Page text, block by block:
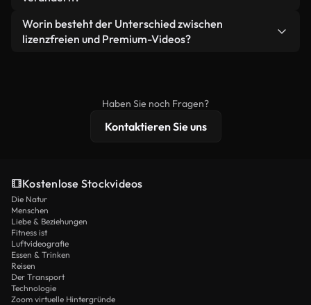
weiterverbreiten.
Videomaterial.
Ja. Sie dürfen unsere Videos gerne kürzen,
bearbeiten oder neu zusammenstellen. Achten Sie
Worin besteht der Unterschied zwischen
lizenzfreien und Premium-Videos?
erweiterten Lizenzschutz bieten.
Haben Sie noch Fragen?
Kontaktieren Sie uns
Kostenlose Stockvideos
Die Natur
Menschen
Liebe & Beziehungen
Fitness ist
Luftvideografie
Essen & Trinken
Reisen
Der Transport
Technologie
Zoom virtuelle Hintergründe